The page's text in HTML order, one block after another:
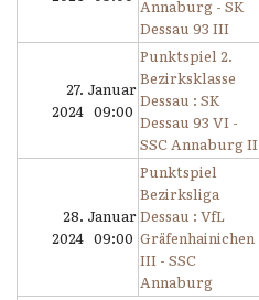
Annaburg - SK
Dessau 93 III
27. Januar
2024 09:00
Punktspiel 2.
Bezirksklasse
Dessau : SK
Dessau 93 VI -
SSC Annaburg II
28. Januar
2024 09:00
Punktspiel
Bezirksliga
Dessau : VfL
Gräfenhainichen
III - SSC
Annaburg